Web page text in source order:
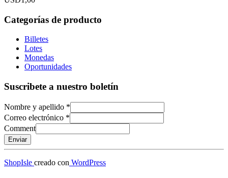
Categorías de producto
Billetes
Lotes
Monedas
Oportunidades
Suscribete a nuestro boletín
Nombre y apellido *
Correo electrónico *
Comment
Enviar
ShopIsle creado con WordPress